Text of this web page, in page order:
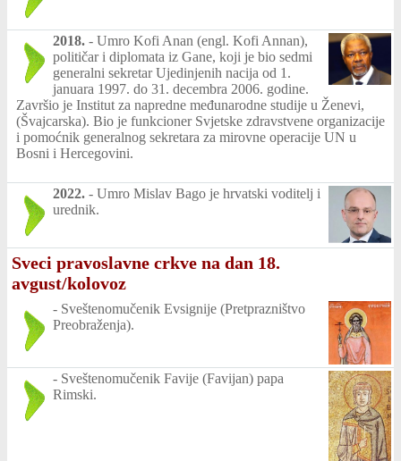
2018. - Umro Kofi Anan (engl. Kofi Annan),
političar i diplomata iz Gane, koji je bio sedmi
generalni sekretar Ujedinjenih nacija od 1.
januara 1997. do 31. decembra 2006. godine.
Završio je Institut za napredne međunarodne studije u Ženevi,
(Švajcarska). Bio je funkcioner Svjetske zdravstvene organizacije
i pomoćnik generalnog sekretara za mirovne operacije UN u
Bosni i Hercegovini.
2022. - Umro Mislav Bago je hrvatski voditelj i
urednik.
Sveci pravoslavne crkve na dan 18.
avgust/kolovoz
- Sveštenomučenik Evsignije (Pretprazništvo
Preobraženja).
- Sveštenomučenik Favije (Favijan) papa
Rimski.